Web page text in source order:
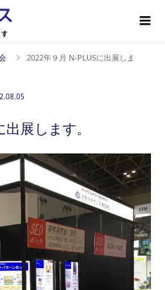
2022年９月 N-PLUSに出展しま
展します。